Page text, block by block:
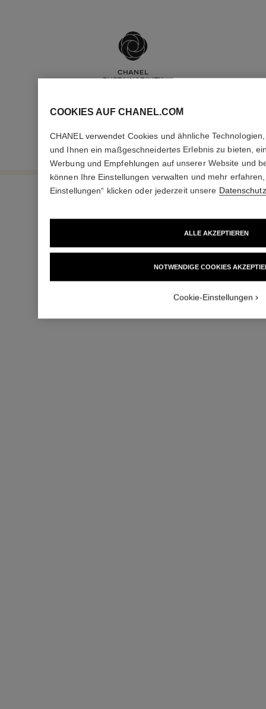
COOKIES AUF CHANEL.COM
CHANEL verwendet Cookies und ähnliche
und Ihnen ein maßgeschneidertes Erlebnis zu bieten,
Werbung und Empfehlungen auf unserer Website und
können Ihre Einstellungen verwalten und mehr
Einstellungen“ klicken oder jederzeit unsere
NOTWENDIGE COOKIES
ALLE AKZEPTIEREN
Cookie-Einstellungen